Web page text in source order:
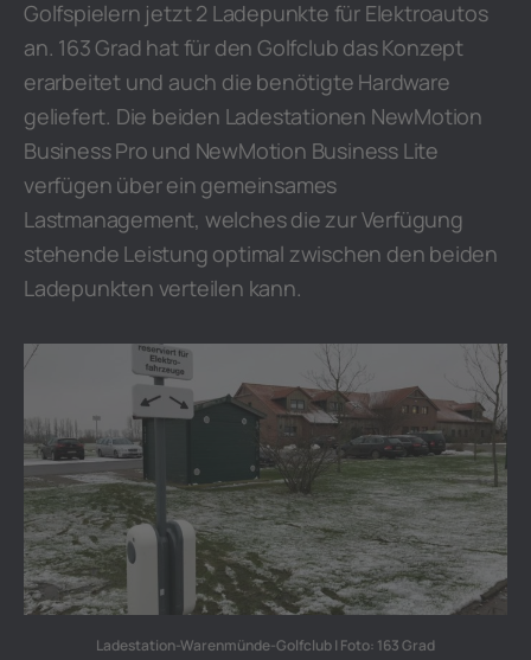
Golfspielern jetzt 2 Ladepunkte für Elektroautos
an. 163 Grad hat für den Golfclub das Konzept
erarbeitet und auch die benötigte Hardware
geliefert. Die beiden Ladestationen NewMotion
Business Pro und NewMotion Business Lite
verfügen über ein gemeinsames
Lastmanagement, welches die zur Verfügung
stehende Leistung optimal zwischen den beiden
Ladepunkten verteilen kann.
Ladestation-Warenmünde-Golfclub | Foto: 163 Grad